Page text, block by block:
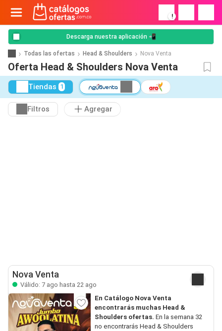
!
Descarga nuestra aplicación 📲
Todas las ofertas Head & Shoulders Nova Venta
Oferta Head & Shoulders Nova Venta
Tiendas 1
Filtros Agregar
Nova Venta
Válido: 7 ago hasta 22 ago
En Catálogo Nova Venta
encontrarás muchas Head &
Shoulders ofertas. En la semana 32
no encontrarás Head & Shoulders